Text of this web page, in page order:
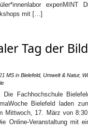
experiMINT
mit […]
Tag der
MS in Bielefeld, Umwelt & Natur,
Die Fachhochschule
Bielefeld laden
Mittwoch, 17. März von
Online-Veranstaltung mit